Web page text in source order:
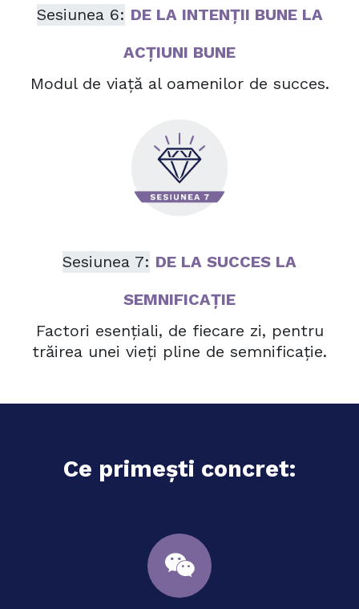
Sesiunea 6: DE LA INTENȚII BUNE LA
ACȚIUNI BUNE
Modul de viață al oamenilor de succes.
Sesiunea 7: DE LA SUCCES LA
SEMNIFICAȚIE
Factori esențiali, de fiecare zi, pentru
trăirea unei vieți pline de semnificație.
Ce primești concret: